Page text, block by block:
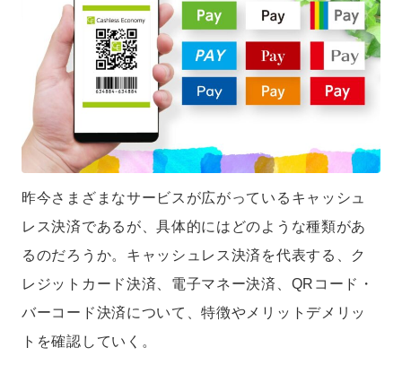
昨今さまざまなサービスが広がっているキャッシュ
レス決済であるが、具体的にはどのような種類があ
るのだろうか。キャッシュレス決済を代表する、ク
レジットカード決済、電子マネー決済、QRコード・
バーコード決済について、特徴やメリットデメリッ
トを確認していく。